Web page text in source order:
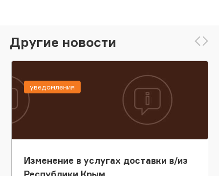
Другие новости
Изменение в услугах доставки в/из
уведомления